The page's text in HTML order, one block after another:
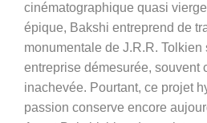
cinématographique quasi
épique, Bakshi entreprend de
monumentale de J.R.R. Tolkien
entreprise démesurée, souvent
inachevée. Pourtant, ce projet
passion conserve encore